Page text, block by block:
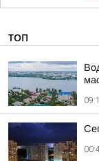
ТОП